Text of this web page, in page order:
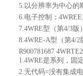
5.以分辨率为中心的
6.电子控制：
7.4WRE型（第4/3
8.4WRE-A型（第4/
R900781687
1.4WRE是系列，固
2.无代码=没有集成